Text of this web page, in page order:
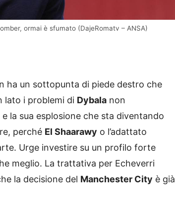
ormai è sfumato (DajeRomatv – ANSA)
ha un sottopunta di piede destro che
lato i problemi di Dybala non
e la sua esplosione che sta diventando
perché El Shaarawy o l’adattato
Urge investire su un profilo forte
meglio. La trattativa per Echeverri
la decisione del Manchester City è già